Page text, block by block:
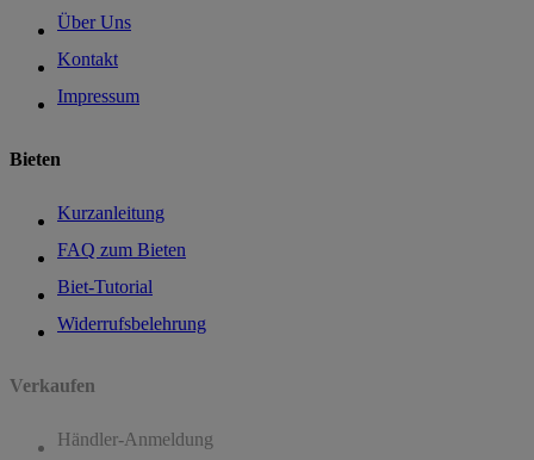
Über Uns
Kontakt
Impressum
Bieten
Kurzanleitung
FAQ zum Bieten
Biet-Tutorial
Widerrufsbelehrung
Verkaufen
Händler-Anmeldung